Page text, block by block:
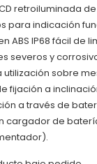
retroiluminada
para indicación
ABS IP68 fácil de
severos y
utilización sobre
fijación a
a través de
cargador de